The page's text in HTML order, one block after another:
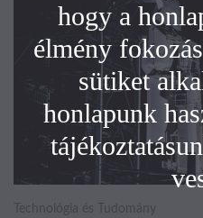
Technológia és Tudomány
hogy a
élmény
sütiket
honlapunk